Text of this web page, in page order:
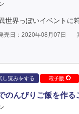
界っぽいイベントに
売日：2020年08月07日
し読みをする 電子版
のんびりご飯を作る